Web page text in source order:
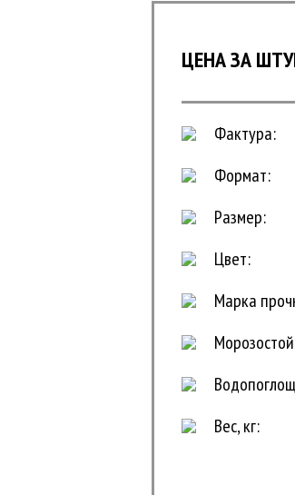
ЦЕНА ЗА
Фактура:
Формат:
Размер:
Цвет:
Марка
Вес, кг: